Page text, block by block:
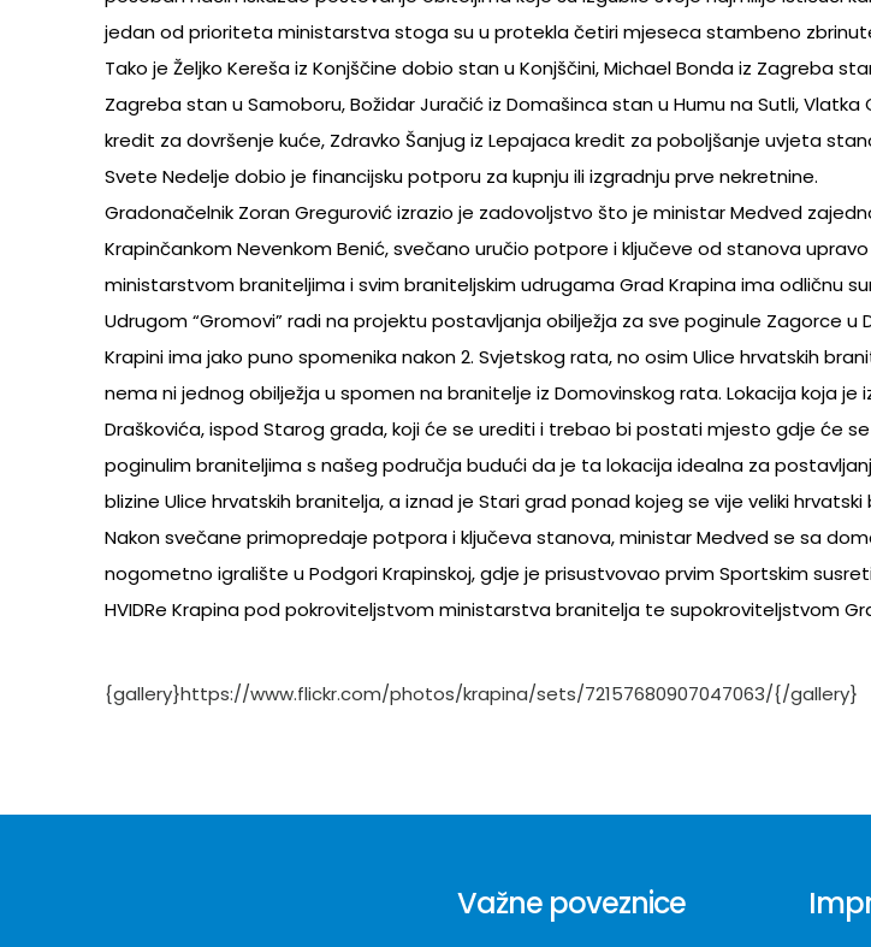
jedan od prioriteta ministarstva stoga su u protekla četiri mjeseca stambeno
Tako je Željko Kereša iz Konjščine dobio stan u Konjščini, Michael Bonda iz Zagreba
Zagreba stan u Samoboru, Božidar Juračić iz Domašinca stan u Humu na Sutli, Vlatka
kredit za dovršenje kuće, Zdravko Šanjug iz Lepajaca kredit za poboljšanje uvjeta
Svete Nedelje dobio je financijsku potporu za kupnju ili izgradnju prve nekretnine.
Gradonačelnik Zoran Gregurović izrazio je zadovoljstvo što je ministar Medved
Krapinčankom Nevenkom Benić, svečano uručio potpore i ključeve od stanova upravo
ministarstvom braniteljima i svim braniteljskim udrugama Grad Krapina ima odličnu
Udrugom “Gromovi” radi na projektu postavljanja obilježja za sve poginule Zagorce u
Krapini ima jako puno spomenika nakon 2. Svjetskog rata, no osim Ulice hrvatskih
nema ni jednog obilježja u spomen na branitelje iz Domovinskog rata. Lokacija koja je
Draškovića, ispod Starog grada, koji će se urediti i trebao bi postati mjesto gdje će
poginulim braniteljima s našeg područja budući da je ta lokacija idealna za
blizine Ulice hrvatskih branitelja, a iznad je Stari grad ponad kojeg se vije veliki
Nakon svečane primopredaje potpora i ključeva stanova, ministar Medved se sa
nogometno igralište u Podgori Krapinskoj, gdje je prisustvovao prvim Sportskim
HVIDRe Krapina pod pokroviteljstvom ministarstva branitelja te supokroviteljstvom
{gallery}https://www.flickr.com/photos/krapina/sets/72157680907047063/{/gallery}
Važne poveznice